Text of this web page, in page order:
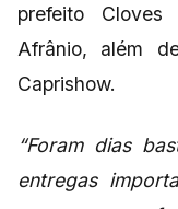
prefeito
Afrânio, além
Caprishow.
“Foram dias
entregas